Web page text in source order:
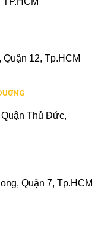
12, Tp.HCM
Quận Thủ Đức,
Quận 7, Tp.HCM